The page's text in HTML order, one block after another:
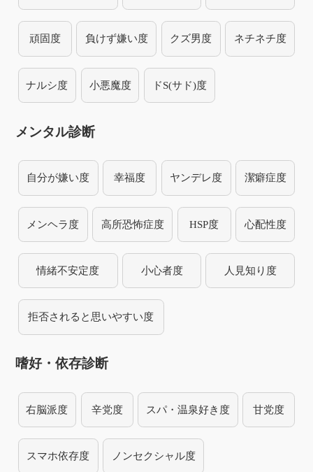
頑固度 負けず嫌い度 クズ男度 ネチネチ度
ナルシ度 小悪魔度 ドS(サド)度
メンタル診断
自分が嫌い度 幸福度 ヤンデレ度 潔癖症度
メンヘラ度 高所恐怖症度 HSP度 心配性度
情緒不安定度 小心者度 人見知り度
拒否されると思いやすい度
嗜好・依存診断
右脳派度 辛党度 スパ・温泉好き度 甘党度
スマホ依存度 ノンセクシャル度